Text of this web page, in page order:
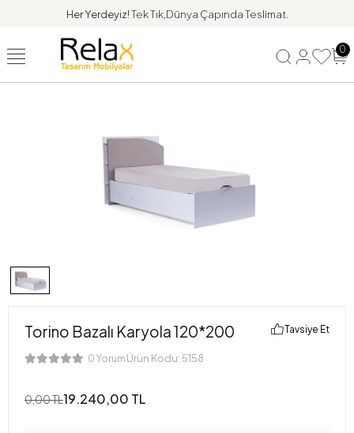
Her Yerdeyiz!Tek Tık,Dünya Çapında Teslimat.
0
Torino Bazalı Karyola 120*200
0 Yorum Ürün Kodu: 5158
Tavsiye Et
0,00 TL19.240,00 TL